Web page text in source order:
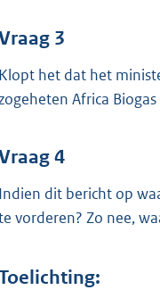
3
Klopt het dat het
Africa
4
Indien dit bericht op
vorderen? Zo nee,